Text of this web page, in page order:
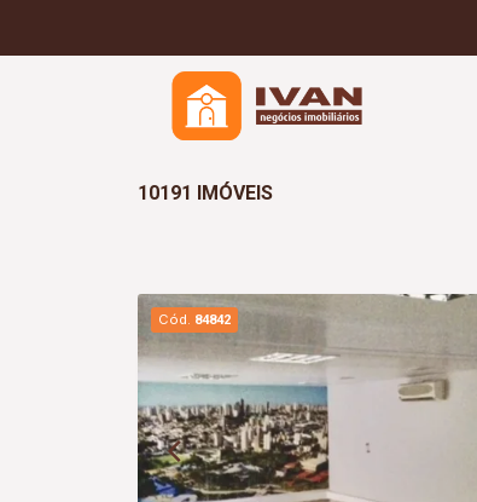
10191 IMÓVEIS
Cód. 84842